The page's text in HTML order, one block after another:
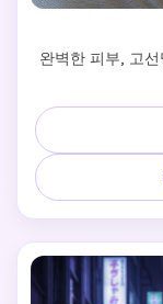
완벽한 피부, 고